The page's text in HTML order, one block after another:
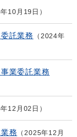
10月19日
託業務
2024年
業委託業務
12月02日
務
2025年12月